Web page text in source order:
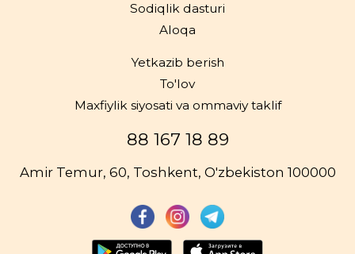
Sodiqlik dasturi
Aloqa
Yetkazib berish
To'lov
Maxfiylik siyosati va ommaviy taklif
88 167 18 89
Amir Temur, 60, Toshkent, O'zbekiston 100000